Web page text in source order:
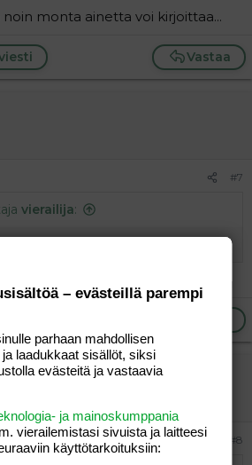
monta ainetta voi kirjoittaa...
Vastaa
#7
vierailija:
#8
– evästeillä parempi
parhaan mahdollisen
laadukkaat sisällöt, siksi
evästeitä ja vastaavia
ja mainoskumppania
vierailemis­tasi sivuista ja laitteesi
käyttötarkoituksiin: